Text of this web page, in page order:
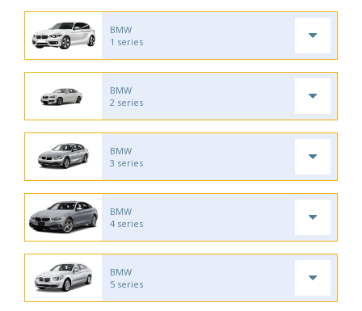
BMW
1 series
BMW
2 series
BMW
3 series
BMW
4 series
BMW
5 series